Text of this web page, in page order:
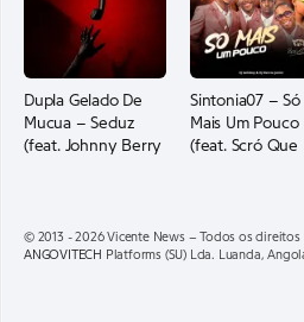
Dupla Gelado De
Mucua – Seduz
(feat. Johnny Berry
Sintonia07 – Só
Mais Um Pouco
(feat. Scró Que
© 2013 - 2026 Vicente News – Todos os direitos
ANGOVITECH
Platforms (SU) Lda. Luanda,